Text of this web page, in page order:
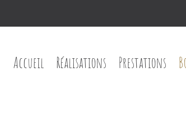
Accueil Réalisations Prestations